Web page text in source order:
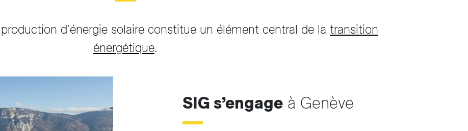
d’énergie solaire constitue un élément central de la transition
énergétique.
SIG s’engage à Genève